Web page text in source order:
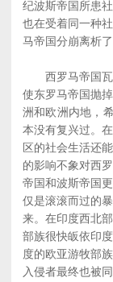
纪波斯帝国所患
也在受着同一种
马帝国分崩离析了
西罗马帝国瓦
使东罗马帝国抛
洲和欧洲内地，
本没有复兴过。
区的社会生活还
的影响不象对西
帝国和波斯帝国
仅是滚滚而过的
来。在印度西北
部族很快皈依印
度的欧亚游牧部
入侵者最终也被